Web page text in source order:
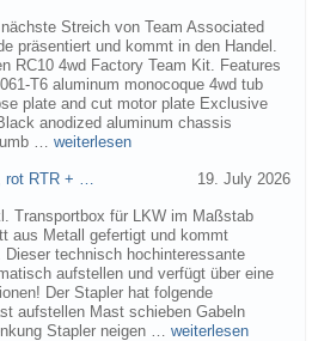
nächste Streich von Team Associated
präsentiert und kommt in den Handel.
RC10 4wd Factory Team Kit. Features
T6 aluminum monocoque 4wd tub
plate and cut motor plate Exclusive
anodized aluminum chassis
… weiterlesen
rot RTR + … 19. July 2026
Transportbox für LKW im Maßstab
aus Metall gefertigt und kommt
technisch hochinteressante
aufstellen und verfügt über eine
Der Stapler hat folgende
aufstellen Mast schieben Gabeln
Stapler neigen … weiterlesen